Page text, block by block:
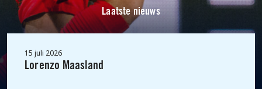
Laatste nieuws
15 juli 2026
Lorenzo Maasland